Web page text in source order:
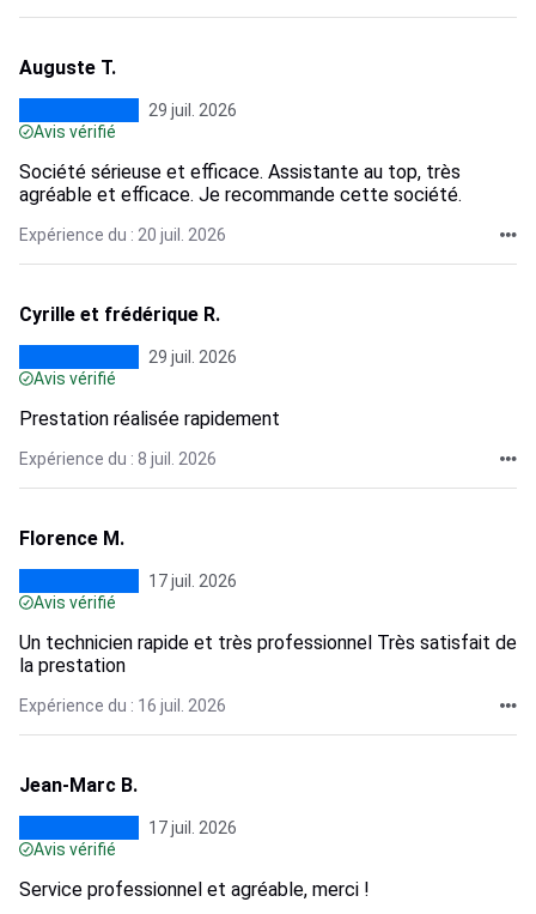
Auguste T.
29 juil. 2026
Avis vérifié
Société sérieuse et efficace. Assistante au top, très
agréable et efficace. Je recommande cette société.
Expérience du : 20 juil. 2026
Cyrille et frédérique R.
29 juil. 2026
Avis vérifié
Prestation réalisée rapidement
Expérience du : 8 juil. 2026
Florence M.
17 juil. 2026
Avis vérifié
Un technicien rapide et très professionnel Très satisfait de
la prestation
Expérience du : 16 juil. 2026
Jean-Marc B.
17 juil. 2026
Avis vérifié
Service professionnel et agréable, merci !